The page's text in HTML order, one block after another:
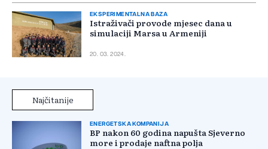
EKSPERIMENTALNA BAZA
Istraživači provode mjesec dana u
simulaciji Marsa u Armeniji
20. 03. 2024.
Najčitanije
ENERGETSKA KOMPANIJA
BP nakon 60 godina napušta Sjeverno
more i prodaje naftna polja